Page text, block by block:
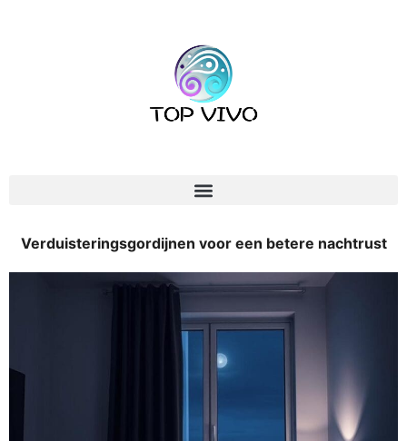
Verduisteringsgordijnen voor een betere nachtrust